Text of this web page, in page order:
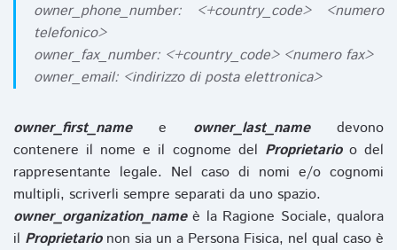
owner_phone_number: <+country_code> <numero
telefonico>
owner_fax_number: <+country_code> <numero fax>
owner_email: <indirizzo di posta elettronica>
owner_first_namee owner_last_namedevono
contenere il nome e il cognome del Proprietarioo del
rappresentante legale. Nel caso di nomi e/o cognomi
multipli, scriverli sempre separati da uno spazio.
owner_organization_nameè la Ragione Sociale, qualora
il Proprietarionon sia un a Persona Fisica, nel qual caso è